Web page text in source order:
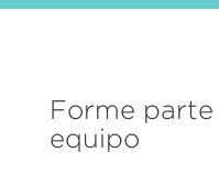
Forme
equipo